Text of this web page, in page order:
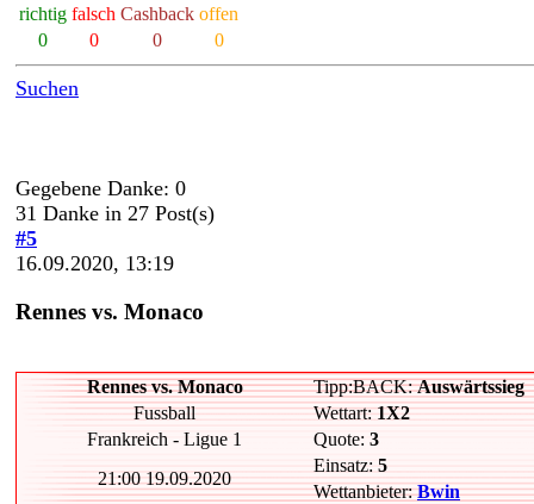
richtig falsch Cashback offen
0
0 0 0
Suchen
Gegebene Danke: 0
31 Danke in 27 Post(s)
#5
16.09.2020, 13:19
Rennes vs. Monaco
Rennes vs. Monaco Tipp:BACK:Auswärtssieg
Fussball
Wettart:1X2
Frankreich - Ligue 1
Quote: 3
21:00 19.09.2020
Einsatz: 5
Wettanbieter:Bwin